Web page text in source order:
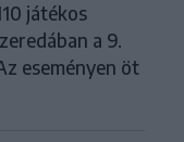
játékos
a 9.
eseményen öt